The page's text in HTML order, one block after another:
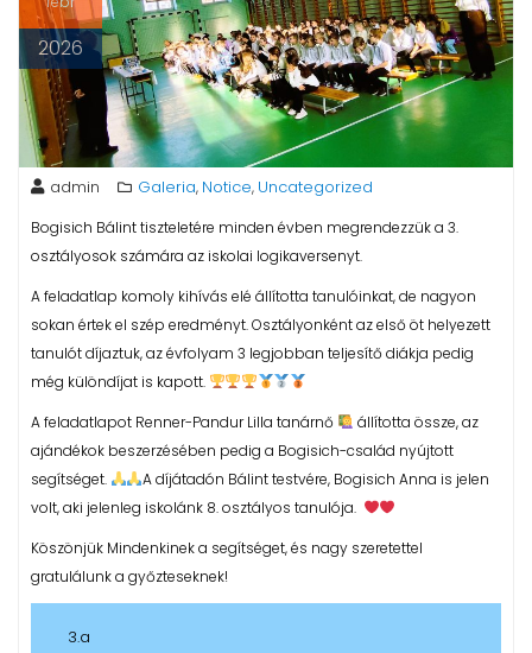
2026
admin Galeria, Notice, Uncategorized
Bogisich Bálint tiszteletére minden évben megrendezzük a 3.
osztályosok számára az iskolai logikaversenyt.
A feladatlap komoly kihívás elé állította tanulóinkat, de nagyon
sokan értek el szép eredményt. Osztályonként az első öt helyezett
tanulót díjaztuk, az évfolyam 3 legjobban teljesítő diákja pedig
még különdíjat is kapott.
A feladatlapot Renner-Pandur Lilla tanárnő
állította össze, az
ajándékok beszerzésében pedig a Bogisich-család nyújtott
segítséget.
A díjátadón Bálint testvére, Bogisich Anna is jelen
volt, aki jelenleg iskolánk 8. osztályos tanulója.
Köszönjük Mindenkinek a segítséget, és nagy szeretettel
gratulálunk a győzteseknek!
3.a